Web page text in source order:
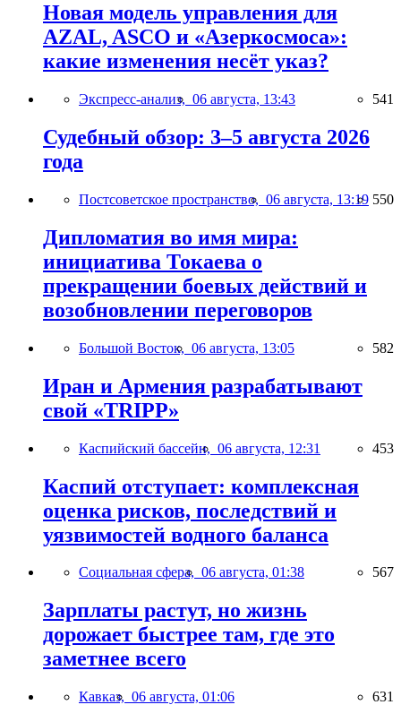
Новая модель управления для
AZAL, ASCO и «Азеркосмоса»:
какие изменения несёт указ?
Экспресс-анализ, 06 августа, 13:43 541
Судебный обзор: 3–5 августа 2026
года
Постсоветское пространство, 06 августа, 13:19 550
Дипломатия во имя мира:
инициатива Токаева о
прекращении боевых действий и
возобновлении переговоров
Большой Восток, 06 августа, 13:05 582
Иран и Армения разрабатывают
свой «TRIPP»
Каспийский бассейн, 06 августа, 12:31 453
Каспий отступает: комплексная
оценка рисков, последствий и
уязвимостей водного баланса
Социальная сфера, 06 августа, 01:38 567
Зарплаты растут, но жизнь
дорожает быстрее там, где это
заметнее всего
Кавказ, 06 августа, 01:06 631